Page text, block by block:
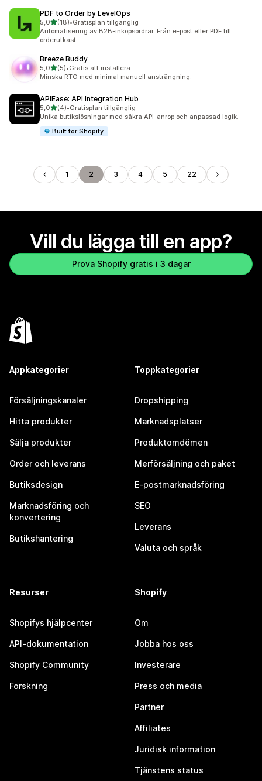
PDF to Order by LevelOps
5,0av 5 stjärnor
(18)
18 recensioner totalt
•Gratisplan tillgänglig
Automatisering av B2B-inköpsordrar. Från e-post eller PDF till
orderutkast.
Breeze Buddy
5,0av 5 stjärnor
(5)
5 recensioner totalt
•Gratis att installera
Minska RTO med minimal manuell ansträngning.
APIEase: API Integration Hub
5,0av 5 stjärnor
(4)
4 recensioner totalt
•Gratisplan tillgänglig
Unika butikslösningar med säkra API-anrop och anpassad logik.
Built for Shopify
1 2 3 4 5 22
Vill du lägga till en app?
Prova Shopify gratis i 3 dagar
Appkategorier
Försäljningskanaler
Hitta produkter
Sälja produkter
Order och leverans
Butiksdesign
Marknadsföring och
konvertering
Butikshantering
Toppkategorier
Dropshipping
Marknadsplatser
Produktomdömen
Merförsäljning och paket
E-postmarknadsföring
SEO
Leverans
Valuta och språk
Resurser
Shopifys hjälpcenter
API-dokumentation
Shopify Community
Forskning
Shopify
Om
Jobba hos oss
Investerare
Press och media
Partner
Affiliates
Juridisk information
Tjänstens status